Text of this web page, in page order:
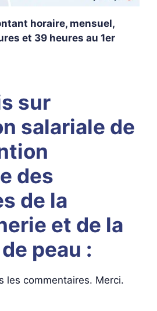
horaire, mensuel,
et 39 heures au 1er
sur
salariale de
des
de la
et de la
peau :
les commentaires. Merci.